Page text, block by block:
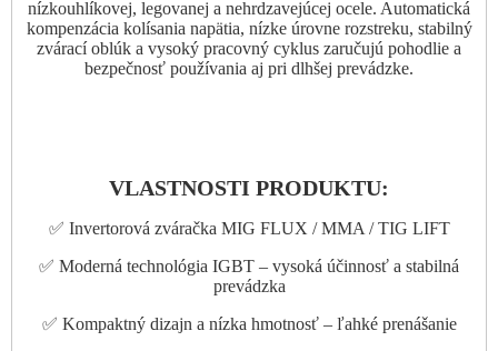
nízkouhlíkovej, legovanej a nehrdzavejúcej ocele. Automatická
kompenzácia kolísania napätia, nízke úrovne rozstreku, stabilný
zvárací oblúk a vysoký pracovný cyklus zaručujú pohodlie a
bezpečnosť používania aj pri dlhšej prevádzke.
VLASTNOSTI PRODUKTU:
✅ Invertorová zváračka MIG FLUX / MMA / TIG LIFT
✅ Moderná technológia IGBT – vysoká účinnosť a stabilná
prevádzka
✅ Kompaktný dizajn a nízka hmotnosť – ľahké prenášanie